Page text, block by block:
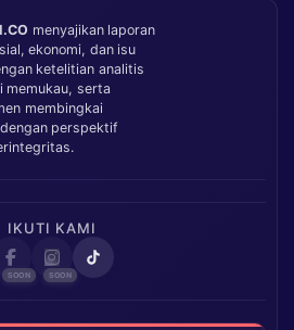
menyajikan laporan
ekonomi, dan isu
ketelitian analitis
memukau, serta
membingkai
perspektif
IKUTI KAMI